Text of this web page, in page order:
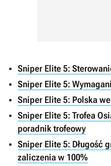
Sniper Elite 5:
Sniper Elite 5:
Sniper Elite 5: Polska
Sniper Elite 5: Trofea
poradnik trofeowy
Sniper Elite 5: Długość
zaliczenia w 100%